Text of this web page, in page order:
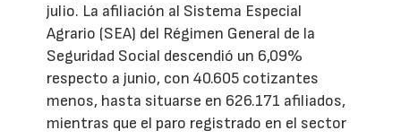
julio. La afiliación al Sistema Especial
Agrario (SEA) del Régimen General de la
Seguridad Social descendió un 6,09%
respecto a junio, con 40.605 cotizantes
menos, hasta situarse en 626.171 afiliados,
mientras que el paro registrado en el sector